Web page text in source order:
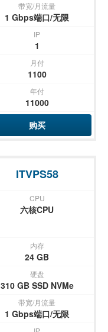
带宽/月流量
1 Gbps端口/无限
IP
1
月付
1100
年付
11000
购买
ITVPS58
CPU
六核CPU
内存
24 GB
硬盘
310 GB SSD NVMe
带宽/月流量
1 Gbps端口/无限